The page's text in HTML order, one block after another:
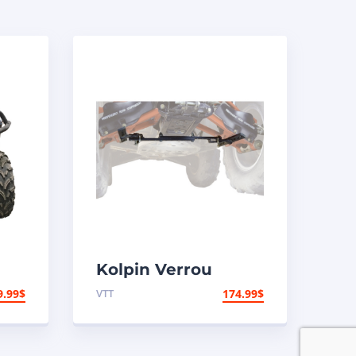
$
Kolpin Verrou
universel de
suspension arrière
indépendante
VTT 174.99$